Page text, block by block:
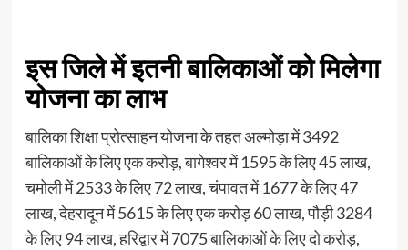
इस जिले में इतनी बालिकाओं को मिलेगा
योजना का लाभ
बालिका शिक्षा प्रोत्साहन योजना के तहत अल्मोड़ा में 3492
बालिकाओं के लिए एक करोड़, बागेश्वर में 1595 के लिए 45 लाख,
चमोली में 2533 के लिए 72 लाख, चंपावत में 1677 के लिए 47
लाख, देहरादून में 5615 के लिए एक करोड़ 60 लाख, पौड़ी 3284
के लिए 94 लाख, हरिद्वार में 7075 बालिकाओं के लिए दो करोड़,